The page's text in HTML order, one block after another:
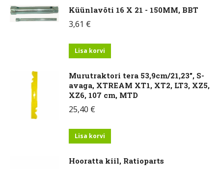
Küünlavõti 16 X 21 - 150MM, BBT
3,61 €
Lisa korvi
Murutraktori tera 53,9cm/21,23", S-
avaga, XTREAM XT1, XT2, LT3, XZ5,
XZ6, 107 cm, MTD
25,40 €
Lisa korvi
Hooratta kiil, Ratioparts